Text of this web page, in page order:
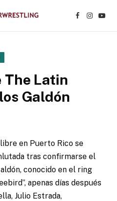
Facebook
The Latin
Galdón
en Puerto Rico se
tras confirmarse el
conocido en el ring
apenas días después
Julio Estrada,